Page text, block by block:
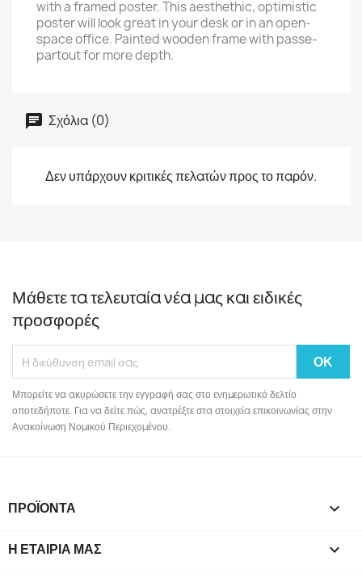
with a framed poster. This aesthethic, optimistic
poster will look great in your desk or in an open-
space office. Painted wooden frame with passe-
partout for more depth.
Σχόλια (0)
Δεν υπάρχουν κριτικές πελατών προς το παρόν.
Μάθετε τα τελευταία νέα μας και ειδικές
προσφορές
Μπορείτε να ακυρώσετε την εγγραφή σας στο ενημερωτικό δελτίο
οποτεδήποτε. Για να δείτε πώς, ανατρέξτε στα στοιχεία επικοινωνίας στην
Ανακοίνωση Νομικού Περιεχομένου.
ΠΡΟΪΌΝΤΑ 
Η ΕΤΑΙΡΊΑ ΜΑΣ 